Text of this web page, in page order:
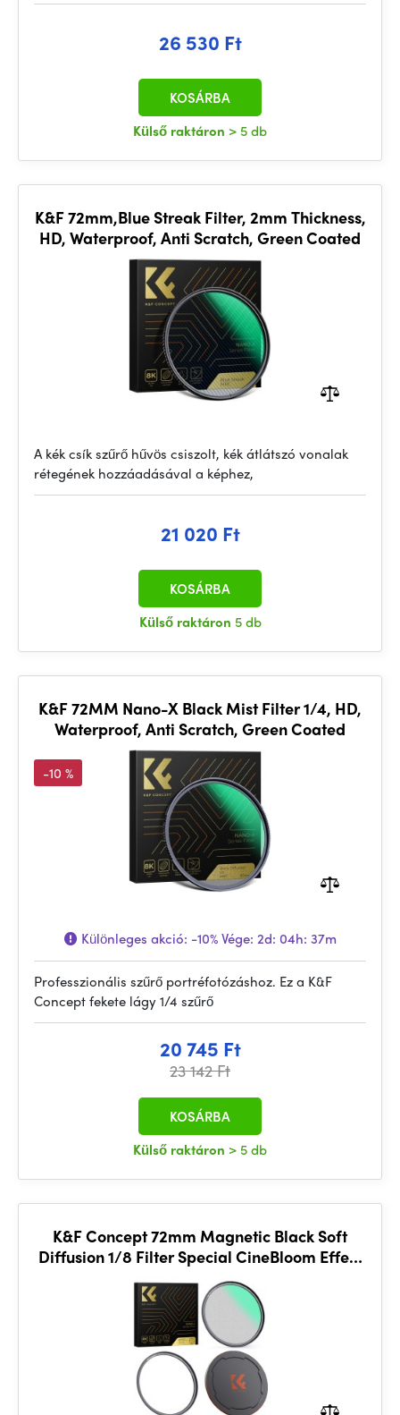
26 530 Ft
Külső raktáron > 5 db
KOSÁRBA
K&F 72mm,Blue Streak Filter, 2mm Thickness,
HD, Waterproof, Anti Scratch, Green Coated
A kék csík szűrő hűvös csiszolt, kék átlátszó vonalak
rétegének hozzáadásával a képhez,
21 020 Ft
Külső raktáron 5 db
KOSÁRBA
K&F 72MM Nano-X Black Mist Filter 1/4, HD,
Waterproof, Anti Scratch, Green Coated
-10 %
Különleges akció: -10%Vége: 2d: 04h: 37m
Professzionális szűrő portréfotózáshoz. Ez a K&F
Concept fekete lágy 1/4 szűrő
20 745 Ft
23 142 Ft
Külső raktáron > 5 db
KOSÁRBA
K&F Concept 72mm Magnetic Black Soft
Diffusion 1/8 Filter Special CineBloom Effect
- Nano X Series